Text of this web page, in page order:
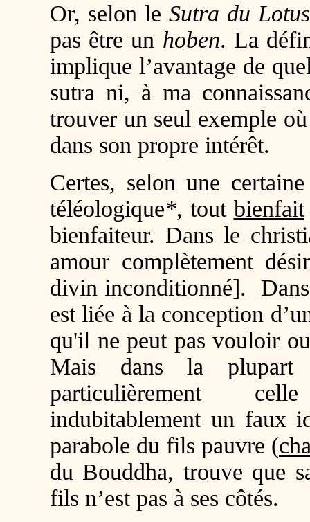
Or, selon le Sutra du
pas être un hoben. La
implique l’avantage de
sutra ni, à ma
trouver un seul exemple
dans son propre intérêt.
Certes, selon une
téléologique*, tout bienfait
bienfaiteur. Dans le
amour complètement
divin inconditionné]. Dans
est liée à la conception
qu'il ne peut pas vouloir
Mais dans la plupart
particulièrement
indubitablement un faux
parabole du fils pauvre (
du Bouddha, trouve que
fils n’est pas à ses côtés.